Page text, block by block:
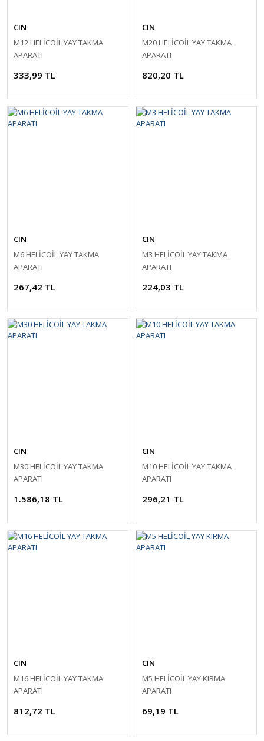
CIN
M12 HELİCOİL YAY TAKMA
APARATI
333,99 TL
CIN
M20 HELİCOİL YAY TAKMA
APARATI
820,20 TL
CIN
M6 HELİCOİL YAY TAKMA
APARATI
267,42 TL
CIN
M3 HELİCOİL YAY TAKMA
APARATI
224,03 TL
CIN
M30 HELİCOİL YAY TAKMA
APARATI
1.586,18 TL
CIN
M10 HELİCOİL YAY TAKMA
APARATI
296,21 TL
CIN
M16 HELİCOİL YAY TAKMA
APARATI
812,72 TL
CIN
M5 HELİCOİL YAY KIRMA
APARATI
69,19 TL